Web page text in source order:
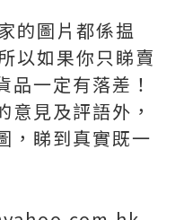
的圖片都係揾
以如果你只睇賣
品一定有落差！
意見及評語外，
，睇到真實既一